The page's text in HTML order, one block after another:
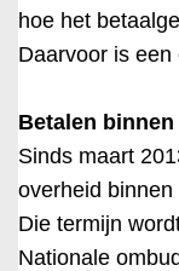
hoe het
Daarvoor is
Betalen binnen
Sinds maart
overheid
Die termijn
Nationale